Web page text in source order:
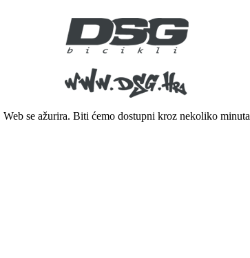
Web se ažurira. Biti ćemo dostupni kroz nekoliko minuta